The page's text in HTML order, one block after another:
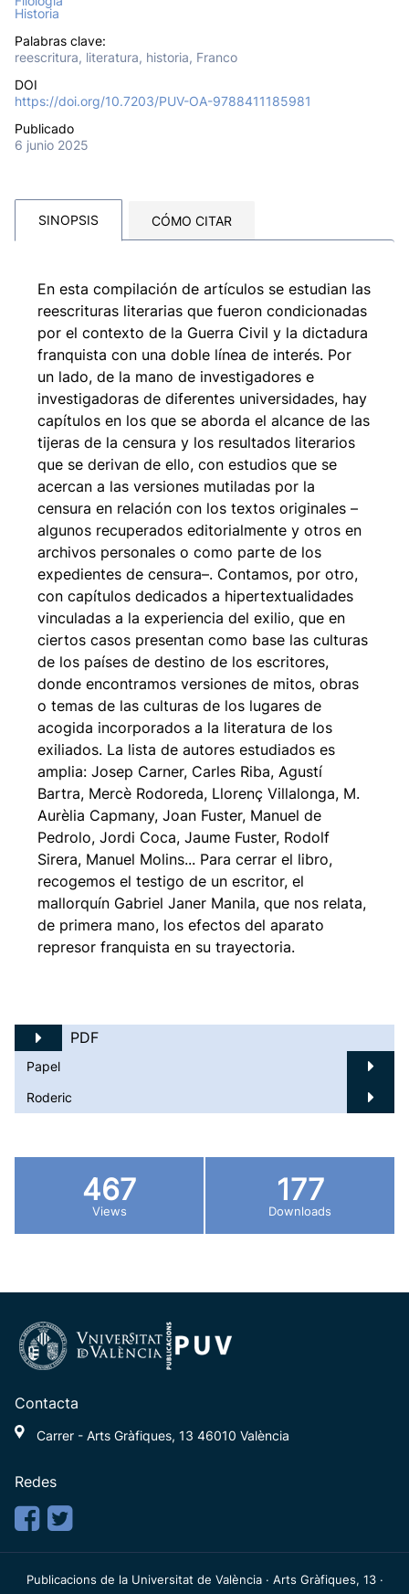
Historia
Palabras clave:
reescritura, literatura, historia, Franco
DOI
https://doi.org/10.7203/PUV-OA-9788411185981
Publicado
6 junio 2025
SINOPSIS CÓMO CITAR
En esta compilación de artículos se estudian las
reescrituras literarias que fueron condicionadas
por el contexto de la Guerra Civil y la dictadura
franquista con una doble línea de interés. Por
un lado, de la mano de investigadores e
investigadoras de diferentes universidades, hay
capítulos en los que se aborda el alcance de las
tijeras de la censura y los resultados literarios
que se derivan de ello, con estudios que se
acercan a las versiones mutiladas por la
censura en relación con los textos originales –
algunos recuperados editorialmente y otros en
archivos personales o como parte de los
expedientes de censura–. Contamos, por otro,
con capítulos dedicados a hipertextualidades
vinculadas a la experiencia del exilio, que en
ciertos casos presentan como base las culturas
de los países de destino de los escritores,
donde encontramos versiones de mitos, obras
o temas de las culturas de los lugares de
acogida incorporados a la literatura de los
exiliados. La lista de autores estudiados es
amplia: Josep Carner, Carles Riba, Agustí
Bartra, Mercè Rodoreda, Llorenç Villalonga, M.
Aurèlia Capmany, Joan Fuster, Manuel de
Pedrolo, Jordi Coca, Jaume Fuster, Rodolf
Sirera, Manuel Molins... Para cerrar el libro,
recogemos el testigo de un escritor, el
mallorquín Gabriel Janer Manila, que nos relata,
de primera mano, los efectos del aparato
represor franquista en su trayectoria.
PDF
Papel
Roderic
467
Views
177
Downloads
Contacta
Carrer - Arts Gràfiques, 13 46010 València
Redes
Publicacions de la Universitat de València · Arts Gràfiques, 13 ·